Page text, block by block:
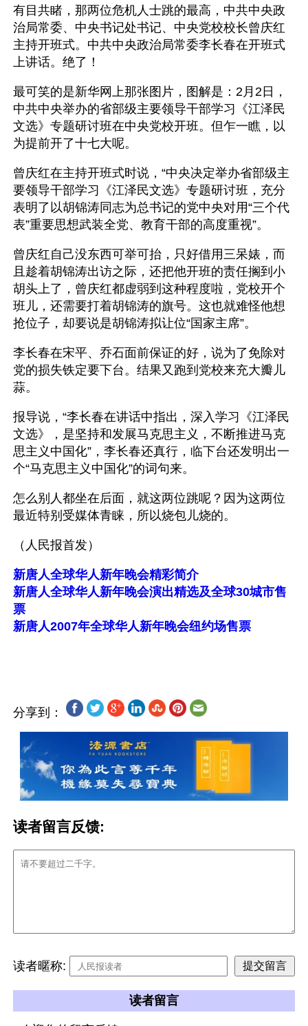
有目共睹，那两位危机人士跳的最高，中共中央政
治局常委、中央书记处书记、中央党校校长曾庆红
主持开班式。中共中央政治局常委李长春在开班式
上讲话。绝了！
最可笑的是新华网上那张图片，图解是：2月2日，
中共中央举办的省部级主要领导干部学习《江泽民
文选》专题研讨班在中央党校开班。但乍一瞧，以
为提前开了十七大呢。
曾庆红在主持开班式时说，“中央决定举办省部级主
要领导干部学习《江泽民文选》专题研讨班，充分
表明了以胡锦涛同志为总书记的党中央对用“三个代
表”重要思想武装全党、教育干部的高度重视”。
曾庆红自己没东西可举可抬，只好借用三呆婊，而
且趁着胡锦涛出访之际，还把他开班的责任搁到小
胡头上了，曾庆红都虚弱到这种程度啦，党校开个
班儿，还需要打着胡锦涛的旗号。这也就难怪他想
抢位子，却要说是胡锦涛拟让位“国家主席”。
李长春在宋平、乔石面前保证的好，说为了免除对
党的损失铁定要下台。结果又跑到党校来充大瓣儿
蒜。
报导说，“李长春在讲话中指出，深入学习《江泽民
文选》，是坚持和发展马克思主义，不断推进马克
思主义中国化”，李长春还真行，临下台还发明出一
个“马克思主义中国化”的词句来。
怎么别人都坐在后面，就这两位跳呢？因为这两位
最近特别受媒体青睐，所以烧包儿烧的。
（人民报首发）
新唐人全球华人新年晚会精彩简介
新唐人全球华人新年晚会演出精选及全球30城市售
票
新唐人2007年全球华人新年晚会纽约场售票
分享到：
读者留言反馈:
读者暱称:
读者留言